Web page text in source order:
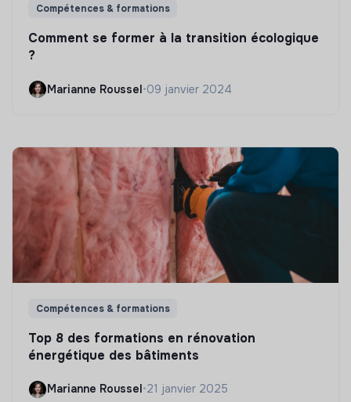
Compétences & formations
Comment se former à la transition écologique
?
Marianne Roussel•09 janvier 2024
Compétences & formations
Top 8 des formations en rénovation
énergétique des bâtiments
Marianne Roussel•21 janvier 2025